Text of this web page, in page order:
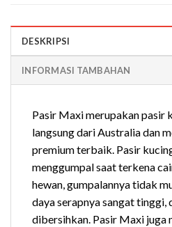
DESKRIPSI
INFORMASI TAMBAHAN
Pasir Maxi merupakan pasir
langsung dari Australia dan
premium terbaik. Pasir
menggumpal saat terkena
hewan, gumpalannya tidak
daya serapnya sangat tinggi,
dibersihkan. Pasir Maxi juga